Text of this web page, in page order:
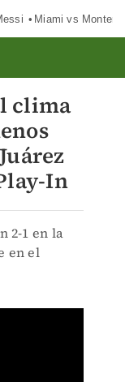
Miami vs
clima
In
2-1 en la
en el